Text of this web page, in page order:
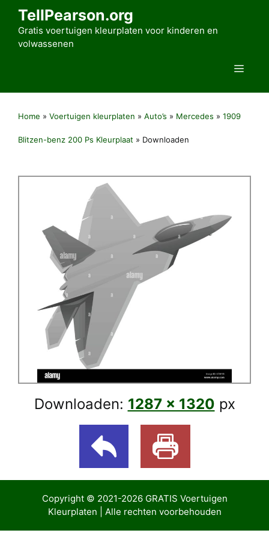
TellPearson.org
Gratis voertuigen kleurplaten voor kinderen en
volwassenen
Menu
Home » Voertuigen kleurplaten » Auto’s » Mercedes » 1909
Blitzen-benz 200 Ps Kleurplaat » Downloaden
Downloaden: 1287 × 1320 px
Copyright © 2021-2026 GRATIS Voertuigen
Kleurplaten | Alle rechten voorbehouden